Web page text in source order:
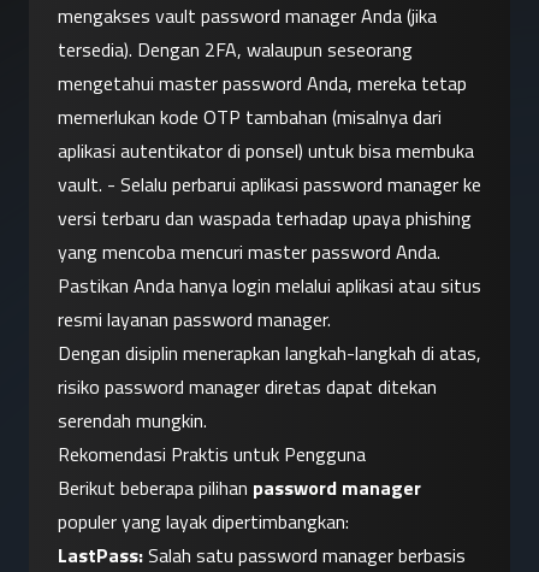
mengakses vault password manager Anda (jika
tersedia). Dengan 2FA, walaupun seseorang
mengetahui master password Anda, mereka tetap
memerlukan kode OTP tambahan (misalnya dari
aplikasi autentikator di ponsel) untuk bisa membuka
vault. - Selalu perbarui aplikasi password manager ke
versi terbaru dan waspada terhadap upaya phishing
yang mencoba mencuri master password Anda.
Pastikan Anda hanya login melalui aplikasi atau situs
resmi layanan password manager.
Dengan disiplin menerapkan langkah-langkah di atas,
risiko password manager diretas dapat ditekan
serendah mungkin.
Rekomendasi Praktis untuk Pengguna
Berikut beberapa pilihan password manager
populer yang layak dipertimbangkan:
LastPass: Salah satu password manager berbasis